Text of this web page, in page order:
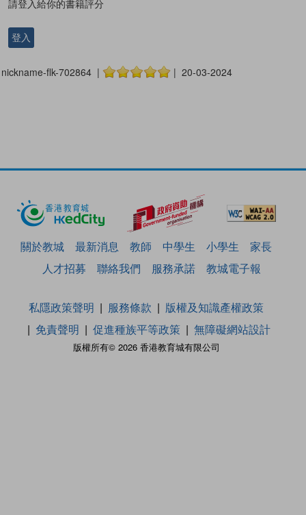
請登入給你的書籍評分
登入
nickname-flk-702864 | | 20-03-2024
關於教城 最新消息 教師 中學生 小學生
家長
人才招募
聯絡我們 服務承諾 教城電子報
版權所有© 2026 香港教育城有限公司
私隱政策聲明 服務條款
版權及知識產權政策
免責聲明
促進種族平等政策 無障礙網站設計